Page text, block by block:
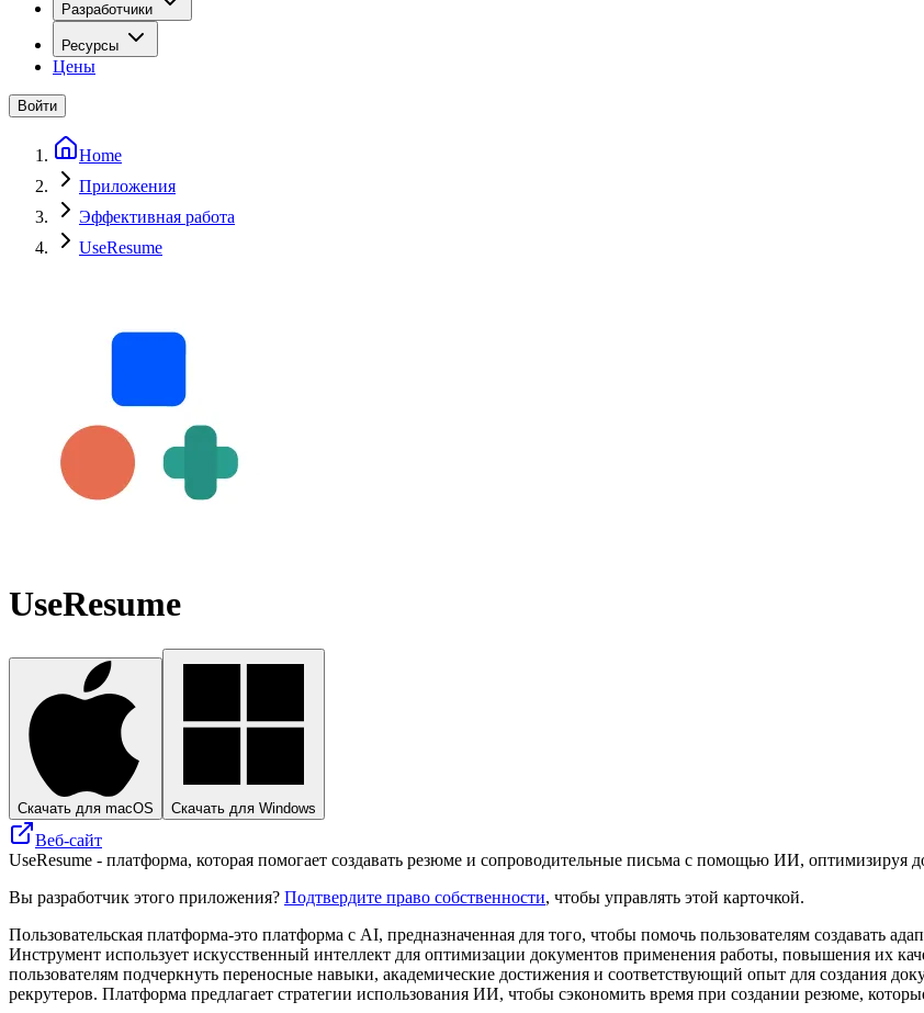
Разработчики
Ресурсы
Цены
Войти
Home
Приложения
Эффективная работа
UseResume
UseResume
Скачать для macOS Скачать для Windows
Веб-сайт
UseResume - платформа, которая помогает создавать резюме и сопроводительные письма с помощью ИИ, оптимизируя
Вы разработчик этого приложения? Подтвердите право собственности, чтобы управлять этой карточкой.
Пользовательская платформа-это платформа с AI, предназначенная для того, чтобы помочь пользователям создавать
Инструмент использует искусственный интеллект для оптимизации документов применения работы, повышения их
пользователям подчеркнуть переносные навыки, академические достижения и соответствующий опыт для создания
рекрутеров. Платформа предлагает стратегии использования ИИ, чтобы сэкономить время при создании резюме,